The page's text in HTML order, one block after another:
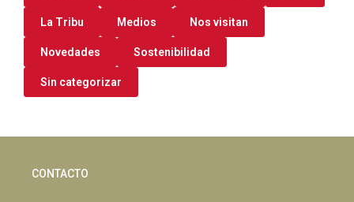
La Tribu Medios Nos visitan
Novedades Sostenibilidad
Sin categorizar
CONTACTO